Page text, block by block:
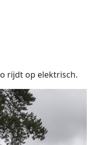
rijdt op elektrisch.